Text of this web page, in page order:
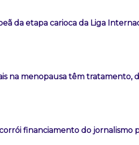
da etapa carioca da Liga
na menopausa têm tratamento,
financiamento do jornalismo